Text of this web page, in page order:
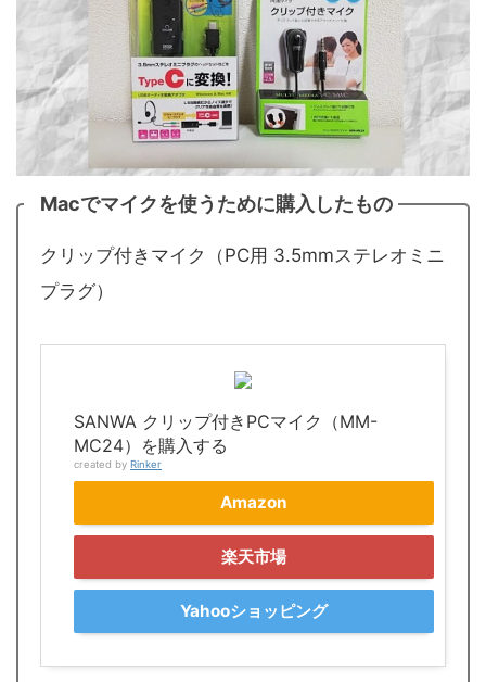
Macでマイクを使うために購入したもの
クリップ付きマイク（PC用 3.5mmステレオミニ
プラグ）
SANWA クリップ付きPCマイク（MM-
MC24）を購入する
created by Rinker
Amazon
楽天市場
Yahooショッピング